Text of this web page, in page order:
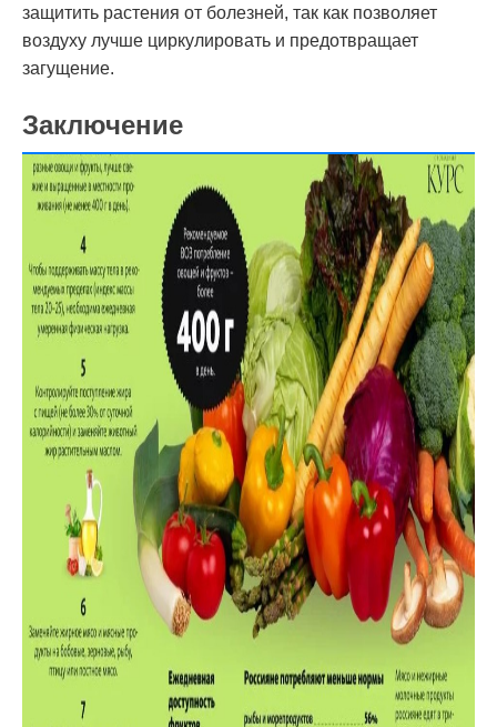
защитить растения от болезней, так как позволяет
воздуху лучше циркулировать и предотвращает
загущение.
Заключение